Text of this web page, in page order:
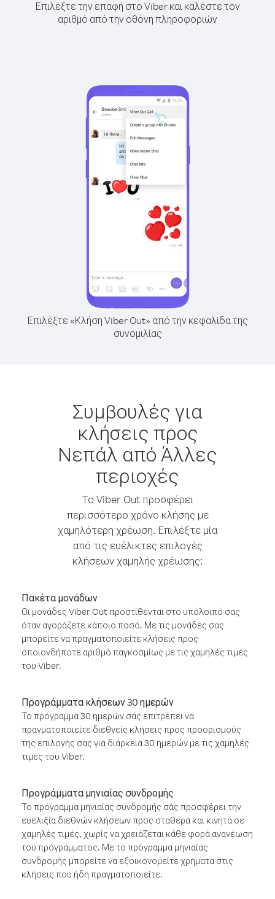
Επιλέξτε την επαφή στο Viber και καλέστε τον
αριθμό από την οθόνη πληροφοριών
Επιλέξτε «Κλήση Viber Out» από την κεφαλίδα της
συνομιλίας
Συμβουλές για
κλήσεις προς
Νεπάλ από Άλλες
περιοχές
Το Viber Out προσφέρει
περισσότερο χρόνο κλήσης με
χαμηλότερη χρέωση. Επιλέξτε μία
από τις ευέλικτες επιλογές
κλήσεων χαμηλής χρέωσης:
Πακέτα μονάδων
Οι μονάδες Viber Out προστίθενται στο υπόλοιπό σας
όταν αγοράζετε κάποιο ποσό. Με τις μονάδες σας
μπορείτε να πραγματοποιείτε κλήσεις προς
οποιονδήποτε αριθμό παγκοσμίως με τις χαμηλές τιμές
του Viber.
Προγράμματα κλήσεων 30 ημερών
Το πρόγραμμα 30 ημερών σάς επιτρέπει να
πραγματοποιείτε διεθνείς κλήσεις προς προορισμούς
της επιλογής σας για διάρκεια 30 ημερών με τις χαμηλές
τιμές του Viber.
Προγράμματα μηνιαίας συνδρομής
Το πρόγραμμα μηνιαίας συνδρομής σάς προσφέρει την
ευελιξία διεθνών κλήσεων προς σταθερά και κινητά σε
χαμηλές τιμές, χωρίς να χρειάζεται κάθε φορά ανανέωση
του προγράμματος. Με το πρόγραμμα μηνιαίας
συνδρομής μπορείτε να εξοικονομείτε χρήματα στις
κλήσεις που ήδη πραγματοποιείτε.